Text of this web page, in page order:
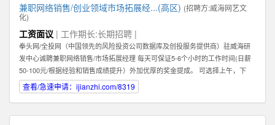
兼职网络销售/创业领域市场拓展经...(高区) (招聘方:威海网艺文
化)
工资面议 | 工作期长:长期招聘 |
拳头网/全投网（中国领先的风险投资公司数据库及创投服务提供商）驻威海研
发中心诚聘兼职网络销售/市场拓展经理 每天可保证5-6个小时的工作时间(日薪
50-100元/根据经验和销售成绩提升）外加优厚的奖金提成。 可选择上午，下
午，或晚上工作。 办公地点：高区火炬路169-1号北洋云计算电子创新平台302
室（近山东大学） 1：你必须热爱销售！必须能够真诚，热情地主动联系客户。
而不是只为了眼前的蝇头小利而失去客户对你的信任。 2: 我们需要能和客户建
查看/急速申请：ijianzhi.com/8319